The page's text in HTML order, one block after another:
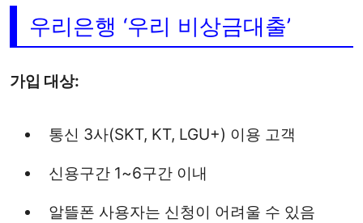
우리은행 ‘우리 비상금대출’
가입 대상:
통신 3사(SKT, KT, LGU+) 이용 고객
신용구간 1~6구간 이내
알뜰폰 사용자는 신청이 어려울 수 있음